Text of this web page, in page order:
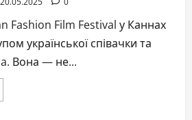
Fashion Film Festival у Каннах
української співачки та
Вона — не...